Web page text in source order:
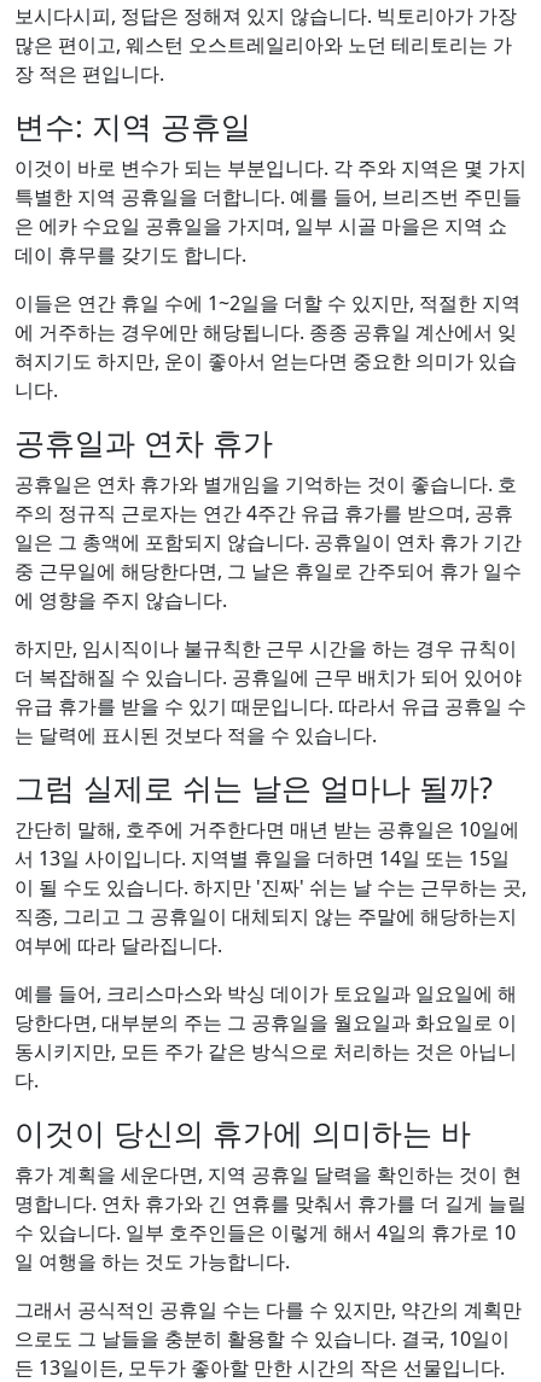
보시다시피, 정답은 정해져 있지 않습니다. 빅토리아가 가장
많은 편이고, 웨스턴 오스트레일리아와 노던 테리토리는 가
장 적은 편입니다.
변수: 지역 공휴일
이것이 바로 변수가 되는 부분입니다. 각 주와 지역은 몇 가지
특별한 지역 공휴일을 더합니다. 예를 들어, 브리즈번 주민들
은 에카 수요일 공휴일을 가지며, 일부 시골 마을은 지역 쇼
데이 휴무를 갖기도 합니다.
이들은 연간 휴일 수에 1~2일을 더할 수 있지만, 적절한 지역
에 거주하는 경우에만 해당됩니다. 종종 공휴일 계산에서 잊
혀지기도 하지만, 운이 좋아서 얻는다면 중요한 의미가 있습
니다.
공휴일과 연차 휴가
공휴일은 연차 휴가와 별개임을 기억하는 것이 좋습니다. 호
주의 정규직 근로자는 연간 4주간 유급 휴가를 받으며, 공휴
일은 그 총액에 포함되지 않습니다. 공휴일이 연차 휴가 기간
중 근무일에 해당한다면, 그 날은 휴일로 간주되어 휴가 일수
에 영향을 주지 않습니다.
하지만, 임시직이나 불규칙한 근무 시간을 하는 경우 규칙이
더 복잡해질 수 있습니다. 공휴일에 근무 배치가 되어 있어야
유급 휴가를 받을 수 있기 때문입니다. 따라서 유급 공휴일 수
는 달력에 표시된 것보다 적을 수 있습니다.
그럼 실제로 쉬는 날은 얼마나 될까?
간단히 말해, 호주에 거주한다면 매년 받는 공휴일은 10일에
서 13일 사이입니다. 지역별 휴일을 더하면 14일 또는 15일
이 될 수도 있습니다. 하지만 '진짜' 쉬는 날 수는 근무하는 곳,
직종, 그리고 그 공휴일이 대체되지 않는 주말에 해당하는지
여부에 따라 달라집니다.
예를 들어, 크리스마스와 박싱 데이가 토요일과 일요일에 해
당한다면, 대부분의 주는 그 공휴일을 월요일과 화요일로 이
동시키지만, 모든 주가 같은 방식으로 처리하는 것은 아닙니
다.
이것이 당신의 휴가에 의미하는 바
휴가 계획을 세운다면, 지역 공휴일 달력을 확인하는 것이 현
명합니다. 연차 휴가와 긴 연휴를 맞춰서 휴가를 더 길게 늘릴
수 있습니다. 일부 호주인들은 이렇게 해서 4일의 휴가로 10
일 여행을 하는 것도 가능합니다.
그래서 공식적인 공휴일 수는 다를 수 있지만, 약간의 계획만
으로도 그 날들을 충분히 활용할 수 있습니다. 결국, 10일이
든 13일이든, 모두가 좋아할 만한 시간의 작은 선물입니다.